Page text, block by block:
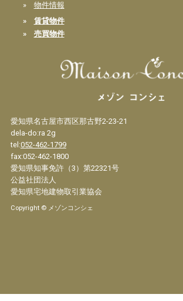
» 物件情報
» 賃貸物件
» 売買物件
愛知県名古屋市西区那古野2-23-21
dela-do:ra 2g
tel:052-462-1799
fax:052-462-1800
愛知県知事免許（3）第22321号
公益社団法人
愛知県宅地建物取引業協会
Copyright © メゾンコンシェ